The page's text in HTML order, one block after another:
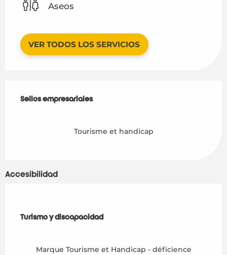
Aseos
VER TODOS LOS SERVICIOS
Sellos empresariales
Sellos empresariales
Tourisme et handicap
Accesibilidad
Turismo y discapacidad
Turismo y discapacidad
Marque Tourisme et Handicap - déficience